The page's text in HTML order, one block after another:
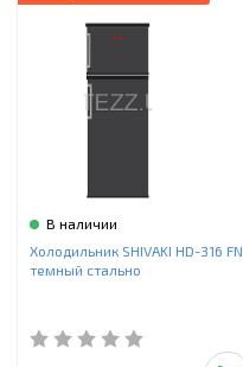
В наличии
Холодильник SHIVAKI HD-316 FN
темный стально